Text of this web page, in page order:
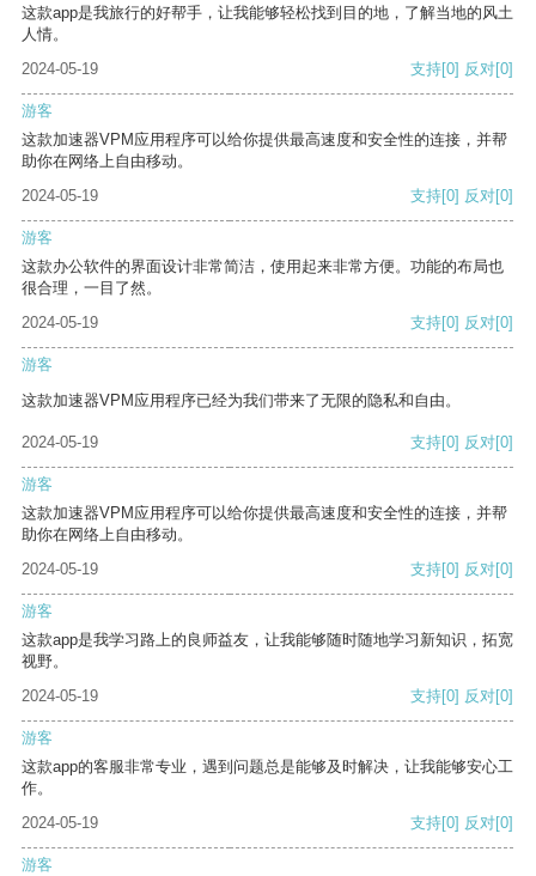
这款app是我旅行的好帮手，让我能够轻松找到目的地，了解当地的风土
人情。
2024-05-19
支持[0] 反对[0]
游客
这款加速器VPM应用程序可以给你提供最高速度和安全性的连接，并帮
助你在网络上自由移动。
2024-05-19
支持[0] 反对[0]
游客
这款办公软件的界面设计非常简洁，使用起来非常方便。功能的布局也
很合理，一目了然。
2024-05-19
支持[0] 反对[0]
游客
这款加速器VPM应用程序已经为我们带来了无限的隐私和自由。
2024-05-19 支持[0] 反对[0]
游客
这款加速器VPM应用程序可以给你提供最高速度和安全性的连接，并帮
助你在网络上自由移动。
2024-05-19
支持[0] 反对[0]
游客
这款app是我学习路上的良师益友，让我能够随时随地学习新知识，拓宽
视野。
2024-05-19
支持[0] 反对[0]
游客
这款app的客服非常专业，遇到问题总是能够及时解决，让我能够安心工
作。
2024-05-19
支持[0] 反对[0]
游客